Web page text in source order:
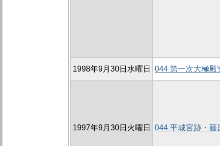
1998年9月30日水曜日 044 第一次大極殿
1997年9月30日火曜日 044 平城宮跡・藤